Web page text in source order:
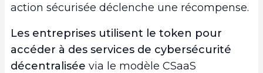
action sécurisée déclenche une récompense.
Les entreprises utilisent le token pour
accéder à des services de cybersécurité
décentralisée via le modèle CSaaS